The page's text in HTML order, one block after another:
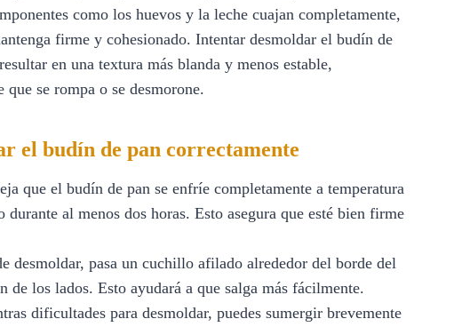
como los huevos y la leche cuajan completamente,
firme y cohesionado. Intentar desmoldar el budín de
en una textura más blanda y menos estable,
se rompa o se desmorone.
el budín de pan correctamente
que el budín de pan se enfríe completamente a temperatura
al menos dos horas. Esto asegura que esté bien firme
desmoldar, pasa un cuchillo afilado alrededor del borde del
de los lados. Esto ayudará a que salga más fácilmente.
dificultades para desmoldar, puedes sumergir brevemente